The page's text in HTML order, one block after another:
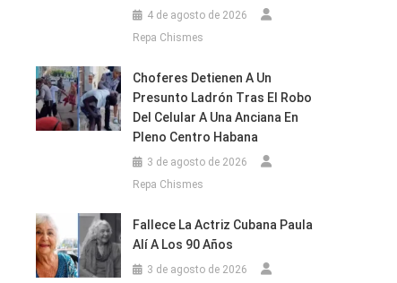
4 de agosto de 2026
Repa Chismes
Choferes Detienen A Un
Presunto Ladrón Tras El Robo
Del Celular A Una Anciana En
Pleno Centro Habana
3 de agosto de 2026
Repa Chismes
Fallece La Actriz Cubana Paula
Alí A Los 90 Años
3 de agosto de 2026